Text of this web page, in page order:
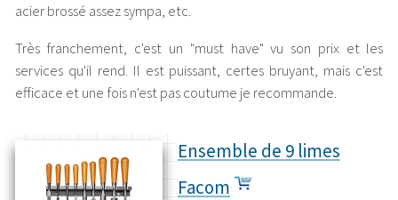
acier brossé assez sympa, etc.
Très franchement, c'est un "must have" vu son prix et les
services qu'il rend. Il est puissant, certes bruyant, mais c'est
efficace et une fois n'est pas coutume je recommande.
Ensemble de 9 limes
Facom